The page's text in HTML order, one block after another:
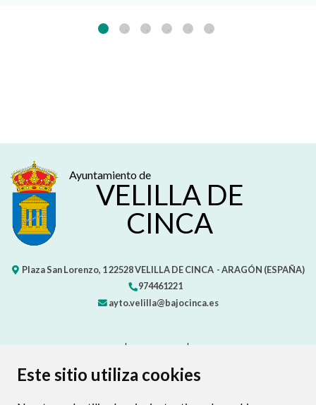
Este sitio utiliza cookies
Ayuntamiento de
VELILLA DE
CINCA
Plaza San Lorenzo, 122528VELILLA DE CINCA - ARAGÓN (ESPAÑA)
974461221
ayto.velilla@bajocinca.es
PROTECCIÓN DE DATOS
POLÍTICA DE COOKIES